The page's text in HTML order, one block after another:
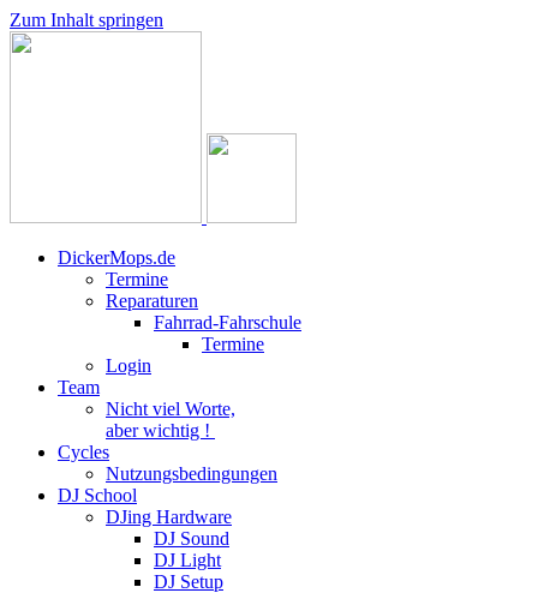
Zum Inhalt springen
DickerMops.de
Termine
Reparaturen
Fahrrad-Fahrschule
Termine
Login
Team
Nicht viel Worte,
aber wichtig !
Cycles
Nutzungsbedingungen
DJ School
DJing Hardware
DJ Sound
DJ Light
DJ Setup